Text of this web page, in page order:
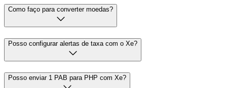
Como faço para converter moedas?
Posso configurar alertas de taxa com o Xe?
Posso enviar 1 PAB para PHP com Xe?